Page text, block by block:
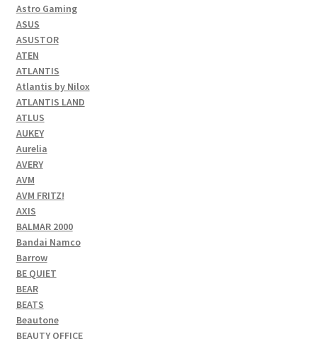
Astro Gaming
ASUS
ASUSTOR
ATEN
ATLANTIS
Atlantis by Nilox
ATLANTIS LAND
ATLUS
AUKEY
Aurelia
AVERY
AVM
AVM FRITZ!
AXIS
BALMAR 2000
Bandai Namco
Barrow
BE QUIET
BEAR
BEATS
Beautone
BEAUTY OFFICE